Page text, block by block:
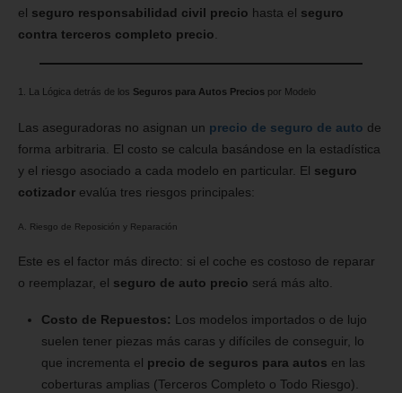
el seguro responsabilidad civil precio hasta el seguro
contra terceros completo precio.
1. La Lógica detrás de los Seguros para Autos Precios por Modelo
Las aseguradoras no asignan un precio de seguro de auto de
forma arbitraria. El costo se calcula basándose en la estadística
y el riesgo asociado a cada modelo en particular. El seguro
cotizador evalúa tres riesgos principales:
A. Riesgo de Reposición y Reparación
Este es el factor más directo: si el coche es costoso de reparar
o reemplazar, el seguro de auto precio será más alto.
Costo de Repuestos: Los modelos importados o de lujo
suelen tener piezas más caras y difíciles de conseguir, lo
que incrementa el precio de seguros para autos en las
coberturas amplias (Terceros Completo o Todo Riesgo).